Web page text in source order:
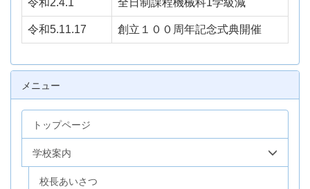
令和2.4.1 全日制課程機械科1学級減
令和5.11.17 創立１００周年記念式典開催
メニュー
トップページ
学校案内
校長あいさつ